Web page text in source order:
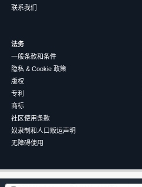
联系我们
法务
一般条款和条件
隐私 & Cookie 政策
版权
专利
商标
社区使用条款
奴隶制和人口贩运声明
无障碍使用